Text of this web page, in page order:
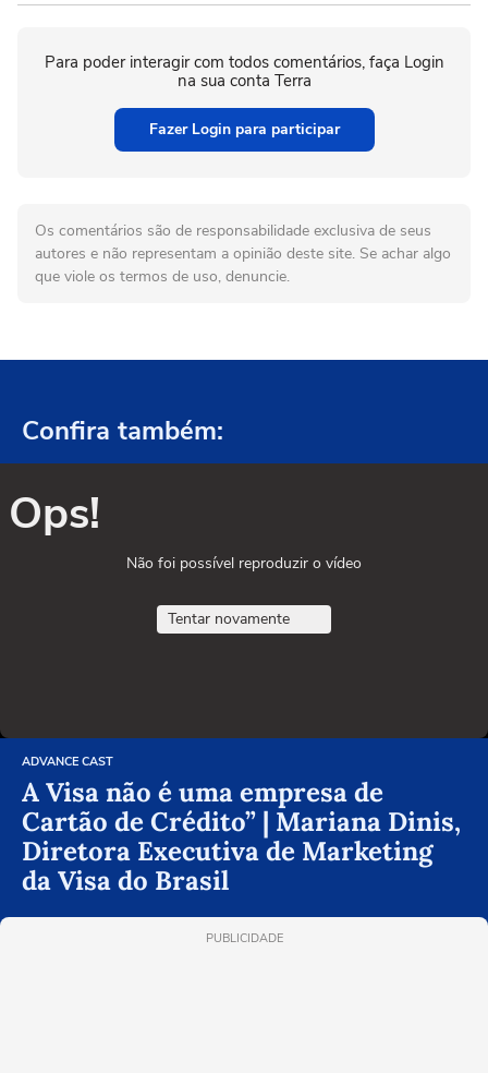
Para poder interagir com todos comentários, faça Login
na sua conta Terra
Fazer Login para participar
Os comentários são de responsabilidade exclusiva de seus
autores e não representam a opinião deste site. Se achar algo
que viole os termos de uso, denuncie.
Confira também:
Ops!
Não foi possível reproduzir o vídeo
Tentar novamente
ADVANCE CAST
A Visa não é uma empresa de
Cartão de Crédito” | Mariana Dinis,
Diretora Executiva de Marketing
da Visa do Brasil
PUBLICIDADE